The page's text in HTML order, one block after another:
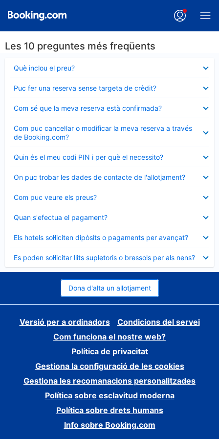
Les 10 preguntes més freqüents
Què inclou el preu?
tancat
Puc fer una reserva sense targeta de crèdit?
tancat
Com sé que la meva reserva està confirmada?
tancat
Com puc cancel·lar o modificar la meva reserva a través
de Booking.com?
tancat
Quin és el meu codi PIN i per què el necessito?
tancat
On puc trobar les dades de contacte de l'allotjament?
tancat
Com puc veure els preus?
tancat
Quan s'efectua el pagament?
tancat
Els hotels sol·liciten dipòsits o pagaments per avançat?
tancat
Es poden sol·licitar llits supletoris o bressols per als nens?
tancat
Dona d'alta un allotjament
Versió per a ordinadors
Condicions del servei
Com funciona el nostre web?
Política de privacitat
Gestiona la configuració de les cookies
Gestiona les recomanacions personalitzades
Política sobre esclavitud moderna
Política sobre drets humans
Info sobre Booking.com